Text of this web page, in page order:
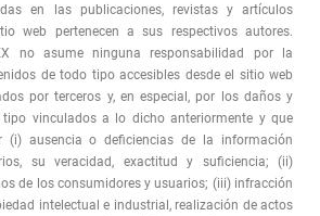
en las publicaciones, revistas y artículos
web pertenecen a sus respectivos autores.
no asume ninguna responsabilidad por la
de todo tipo accesibles desde el sitio web
por terceros y, en especial, por los daños y
tipo vinculados a lo dicho anteriormente y que
(i) ausencia o deficiencias de la información
su veracidad, exactitud y suficiencia; (ii)
de los consumidores y usuarios; (iii) infracción
intelectual e industrial, realización de actos